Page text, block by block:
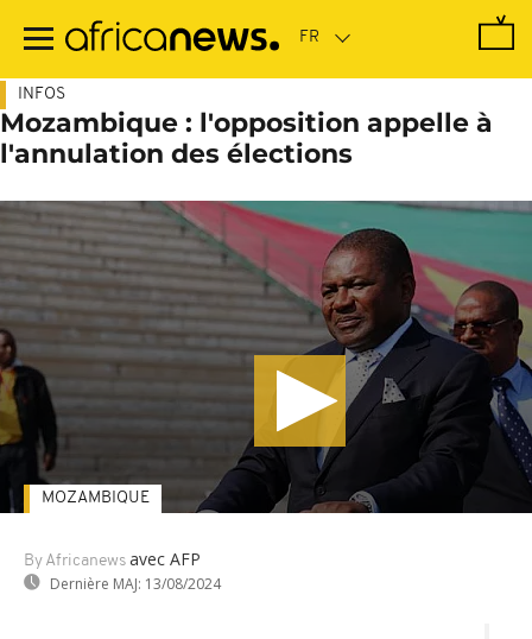
contenu
INFOS
Mozambique : l'opposition appelle à
l'annulation des élections
By Africanews avec AFP
Dernière MAJ: 13/08/2024
MOZAMBIQUE